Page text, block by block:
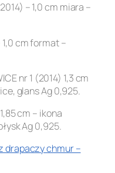
– 1,0 cm miara –
1,0 cm format –
nr 1 (2014) 1,3 cm
glans Ag 0,925.
cm – ikona
Ag 0,925.
drapaczy chmur –